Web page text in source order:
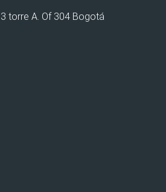
torre A. Of 304 Bogotá